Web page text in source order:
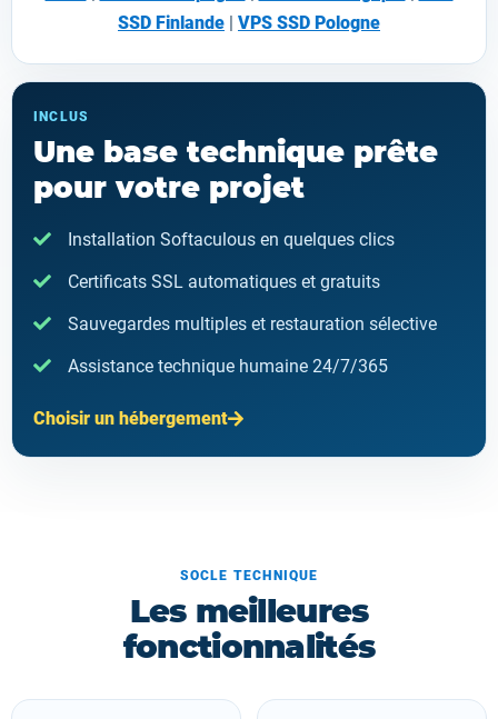
SSD Finlande
VPS SSD Pologne
INCLUS
Une base technique prête
pour votre projet
Installation Softaculous en quelques clics
Certificats SSL automatiques et gratuits
Sauvegardes multiples et restauration sélective
Assistance technique humaine 24/7/365
Choisir un hébergement
SOCLE TECHNIQUE
Les meilleures
fonctionnalités